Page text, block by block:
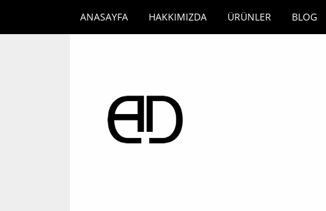
ANASAYFA HAKKIMIZDA ÜRÜNLER BLOG